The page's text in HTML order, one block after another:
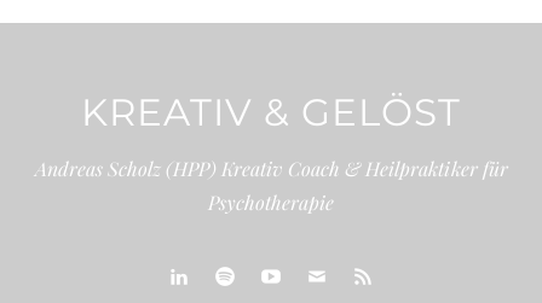
KREATIV & GELÖST
Andreas Scholz (HPP) Kreativ Coach & Heilpraktiker für
Psychotherapie